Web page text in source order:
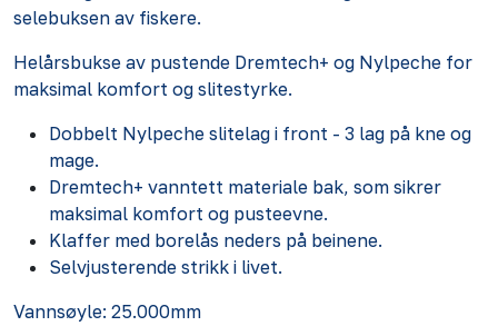
selebuksen av fiskere.
Helårsbukse av pustende Dremtech+ og Nylpeche for
maksimal komfort og slitestyrke.
Dobbelt Nylpeche slitelag i front - 3 lag på kne og
mage.
Dremtech+ vanntett materiale bak, som sikrer
maksimal komfort og pusteevne.
Klaffer med borelås neders på beinene.
Selvjusterende strikk i livet.
Vannsøyle: 25.000mm